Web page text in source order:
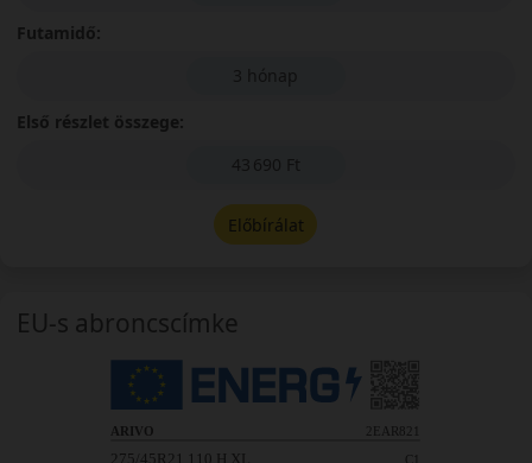
Futamidő:
3 hónap
Első részlet összege:
43 690 Ft
Előbírálat
EU-s abroncscímke